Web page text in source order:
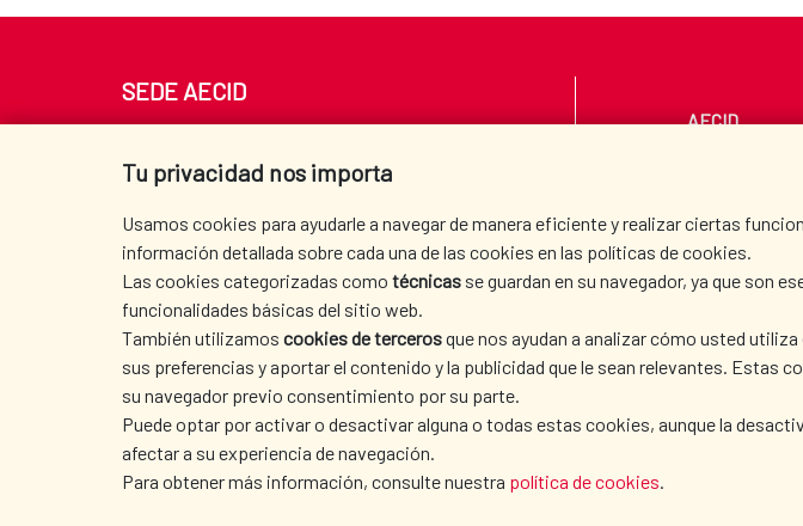
Tu privacidad nos importa
Usamos cookies para ayudarle a navegar de manera eficiente y realizar ciertas
información detallada sobre cada una de las cookies en las políticas de cookies.
Las cookies categorizadas como técnicas se guardan en su navegador, ya que son
funcionalidades básicas del sitio web.
También utilizamos cookies de tercerosque nos ayudan a analizar cómo usted
sus preferencias y aportar el contenido y la publicidad que le sean relevantes. Estas
su navegador previo consentimiento por su parte.
Puede optar por activar o desactivar alguna o todas estas cookies, aunque la
afectar a su experiencia de navegación.
Para obtener más información, consulte nuestra política de cookies.
SEDE AECID
Tel. +34 900 20 30 54​​​​​​​
AECID
PRESS ROOM
TERMS OF USE | DATA PROTECTION | COOKIE POLICY |